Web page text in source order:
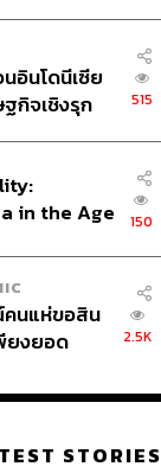
อินโดนีเซีย
กิจเชิงรุก
515
in the Age
150
คนแห่ขอสิน
ยงยอด
2.5K
STORIES